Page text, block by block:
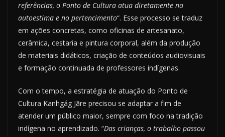
referências, o Ponto de Cultura atua diretamente na
autoestima e no pertencimento“. Esse processo se traduz
em ações concretas, como oficinas de artesanato,
cerâmica, cestaria e pintura corporal, além da produção
de materiais didáticos, criação de conteúdos audiovisuais
e formação continuada de professores indígenas.
Com o tempo, a estratégia de atuação do Ponto de
Cultura Kanhgág Jãre precisou se adaptar a fim de
atender um público maior, sempre com foco na tradição
indígena no aprendizado. “Das crianças, o trabalho passou